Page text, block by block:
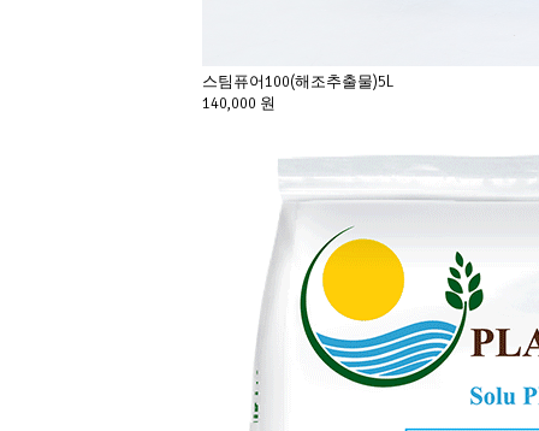
스팀퓨어100(해조추출물)5L
140,000 원